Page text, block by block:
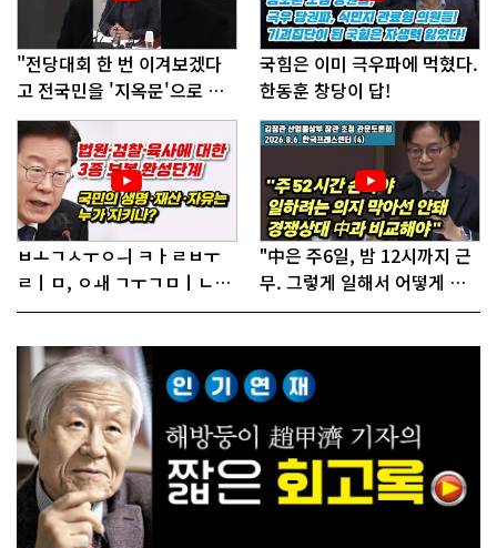
"전당대회 한 번 이겨보겠다
고 전국민을 '지옥문'으로 밀
어!"
국힘은 이미 극우파에 먹혔다.
한동훈 창당이 답!
ㅂㅗㄱㅅㅜㅇㅢ ㅋㅏㄹㅂㅜ
ㄹㅣㅁ, ㅇㅙ ㄱㅜㄱㅁㅣㄴㄷ
ㅡㄹㅇㅣ ㄷㅏㅇㅎㅐㅇㅑ ㅎ
"中은 주6일, 밤 12시까지 근
무. 그렇게 일해서 어떻게 경
쟁하냐 반문하더라"